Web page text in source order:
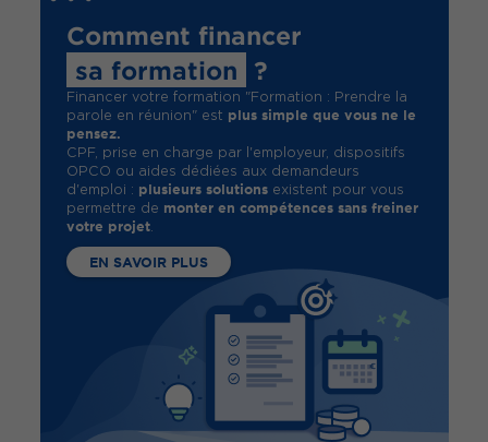
Comment financer
sa formation
?
Financer votre formation "Formation : Prendre la
parole en réunion" est plus simple que vous ne le
pensez.
CPF, prise en charge par l'employeur, dispositifs
OPCO ou aides dédiées aux demandeurs
d'emploi : plusieurs solutionsexistent pour vous
permettre de monter en compétences sans freiner
votre projet.
EN SAVOIR PLUS